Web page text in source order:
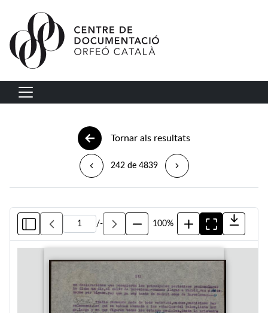
Vés al contingut
Navegació principal
Tornar als resultats
242 de 4839
/- 100%